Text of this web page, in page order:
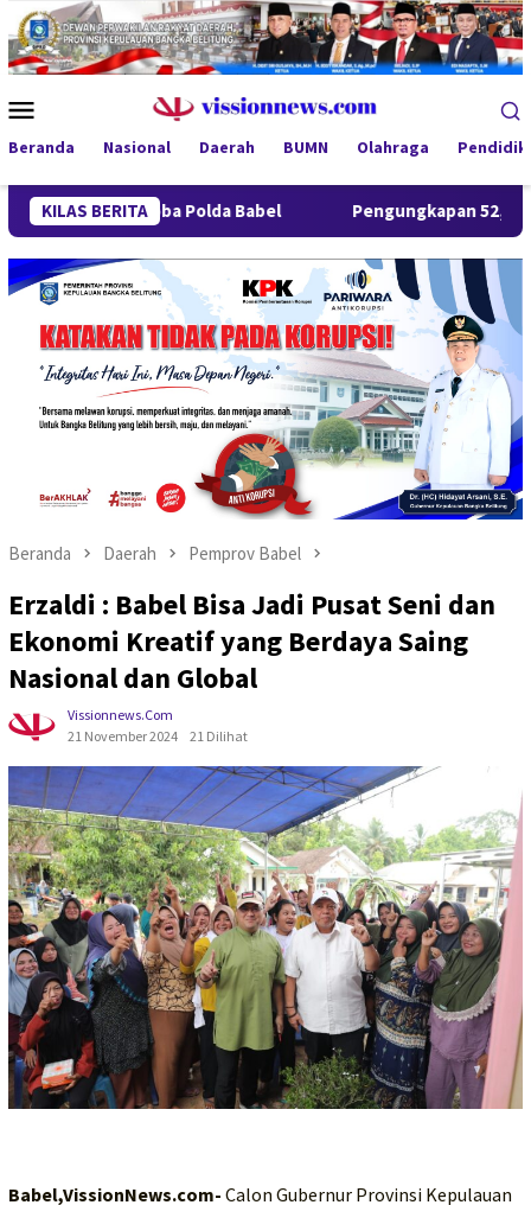
Loncat
ke
konten
Mobile
Beranda Nasional Daerah BUMN Olahraga
KILAS BERITA
Polda Babel Pengungkapan 52,5 Ton Pasir Timah
Beranda Daerah Pemprov Babel
Erzaldi : Babel Bisa Jadi Pusat Seni dan
Ekonomi Kreatif yang Berdaya Saing
Nasional dan Global
Vissionnews.com
21 November 2024
21 Dilihat
Babel,VissionNews.com- Calon Gubernur Provinsi Kepulauan